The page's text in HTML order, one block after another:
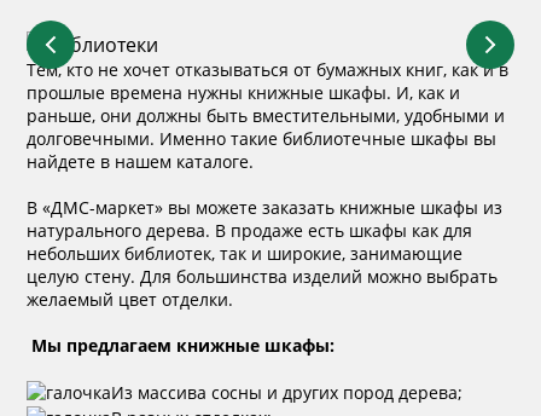
Тем, кто не хочет отказываться от бумажных книг, как и в
прошлые времена нужны книжные шкафы. И, как и
раньше, они должны быть вместительными, удобными и
долговечными. Именно такие библиотечные шкафы вы
найдете в нашем каталоге.
В «ДМС-маркет» вы можете заказать книжные шкафы из
натурального дерева. В продаже есть шкафы как для
небольших библиотек, так и широкие, занимающие
целую стену. Для большинства изделий можно выбрать
желаемый цвет отделки.
Мы предлагаем книжные шкафы:
Из массива сосны и других пород дерева;